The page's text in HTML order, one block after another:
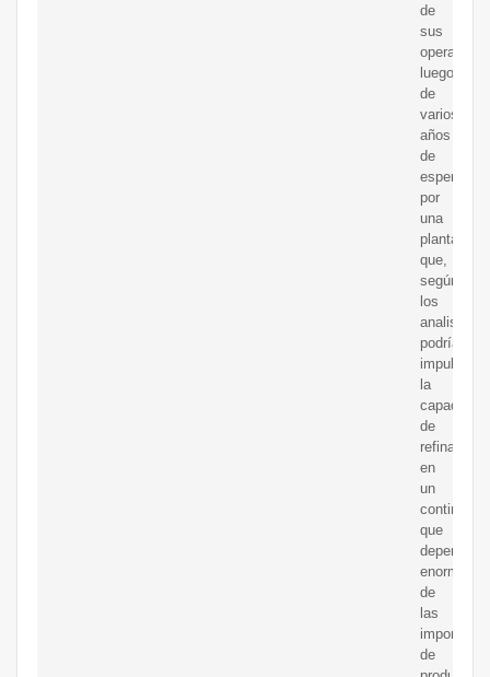
de
sus
luego
de
varios
años
de
espera
por
una
planta
que,
según
los
analistas,
podría
impulsar
la
capacidad
de
en
un
continente
que
de
las
de